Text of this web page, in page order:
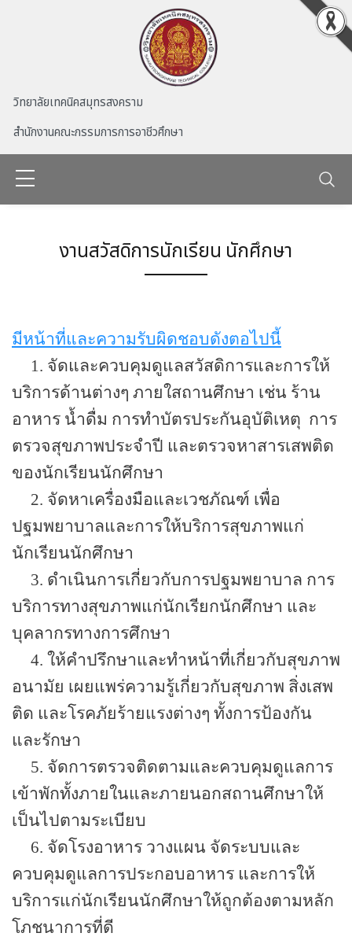
วิทยาลัยเทคนิคสมุทรสงคราม
สำนักงานคณะกรรมการการอาชีวศึกษา
งานสวัสดิการนักเรียน นักศึกษา
มีหน้าที่และความรับผิดชอบดังตอไปนี้
1. จัดและควบคุมดูแลสวัสดิการและการให้
บริการด้านต่างๆ ภายใสถานศึกษา เช่น ร้าน
อาหาร น้ำดื่ม การทำบัตรประกันอุบัติเหตุ การ
ตรวจสุขภาพประจำปี และตรวจหาสารเสพติด
ของนักเรียนนักศึกษา
2. จัดหาเครื่องมือและเวชภัณฑ์ เพื่อ
ปฐมพยาบาลและการให้บริการสุขภาพแก่
นักเรียนนักศึกษา
3. ดำเนินการเกี่ยวกับการปฐมพยาบาล การ
บริการทางสุขภาพแก่นักเรียกนักศึกษา และ
บุคลากรทางการศึกษา
4. ให้คำปรึกษาและทำหน้าที่เกี่ยวกับสุขภาพ
อนามัย เผยแพร่ความรู้เกี่ยวกับสุขภาพ สิ่งเสพ
ติด และโรคภัยร้ายแรงต่างๆ ทั้งการป้องกัน
และรักษา
5. จัดการตรวจติดตามและควบคุมดูแลการ
เข้าพักทั้งภายในและภายนอกสถานศึกษาให้
เป็นไปตามระเบียบ
6. จัดโรงอาหาร วางแผน จัดระบบและ
ควบคุมดูแลการประกอบอาหาร และการให้
บริการแก่นักเรียนนักศึกษาให้ถูกต้องตามหลัก
โภชนาการที่ดี